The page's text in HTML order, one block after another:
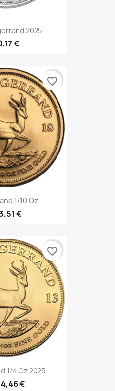
2025
€
1/10 Oz
€
favorite_border
1/4 Oz 2025
€
favorite_border